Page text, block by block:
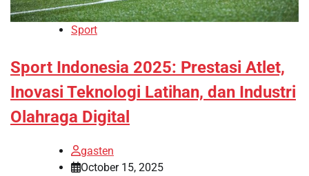
Sport
Sport Indonesia 2025: Prestasi Atlet,
Inovasi Teknologi Latihan, dan Industri
Olahraga Digital
gasten
October 15, 2025